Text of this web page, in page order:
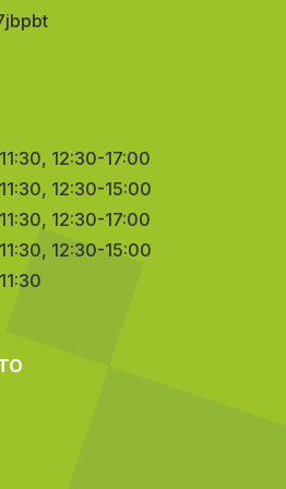
12:30-17:00
12:30-15:00
12:30-17:00
12:30-15:00